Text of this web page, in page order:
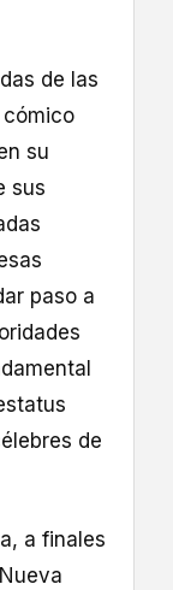
de las
cómico
su
sus
paso a
de
a finales